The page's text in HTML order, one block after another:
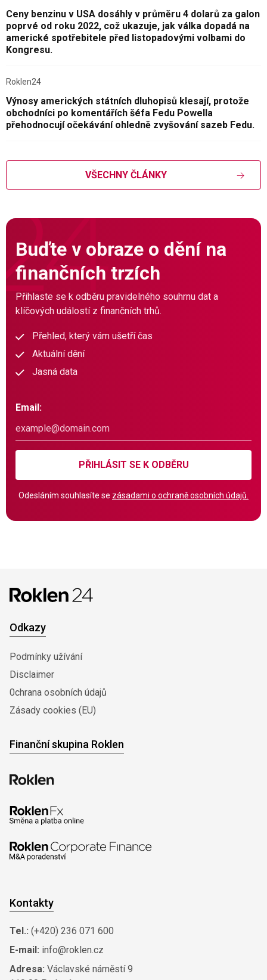
Ceny benzinu v USA dosáhly v průměru 4 dolarů za galon
poprvé od roku 2022, což ukazuje, jak válka dopadá na
americké spotřebitele před listopadovými volbami do
Kongresu.
Roklen24
Výnosy amerických státních dluhopisů klesají, protože
obchodníci po komentářích šéfa Fedu Powella
přehodnocují očekávání ohledně zvyšování sazeb Fedu.
VŠECHNY ČLÁNKY
Buďte v obraze o dění na
finančních trzích
Přihlaste se k odběru pravidelného souhrnu dat a
klíčových událostí z finančních trhů.
Přehled, který vám ušetří čas
Aktuální dění
Jasná data
Email:
PŘIHLÁSIT SE K ODBĚRU
Odesláním souhlasíte se zásadami o ochraně osobních údajů.
Odkazy
Podmínky užívání
Disclaimer
0chrana osobních údajů
Zásady cookies (EU)
Finanční skupina Roklen
Kontakty
Tel.: (+420) 236 071 600
E-mail: info@roklen.cz
Adresa: Václavské náměstí 9